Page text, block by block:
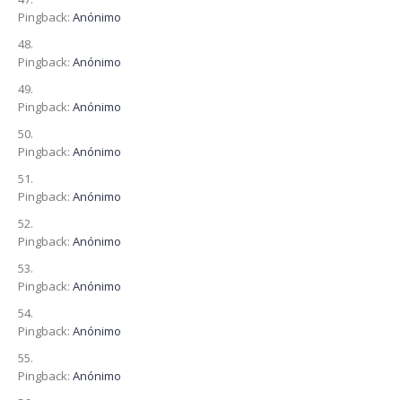
Pingback: Anónimo
Pingback: Anónimo
Pingback: Anónimo
Pingback: Anónimo
Pingback: Anónimo
Pingback: Anónimo
Pingback: Anónimo
Pingback: Anónimo
Pingback: Anónimo